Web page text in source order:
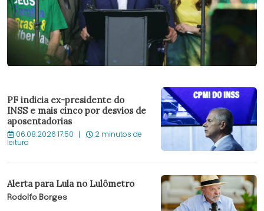
PF indicia ex-presidente do
INSS e mais cinco por desvios de
aposentadorias
06.08.2026 17:50 2 minutos de
leitura
Alerta para Lula no Lulômetro
Rodolfo Borges